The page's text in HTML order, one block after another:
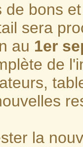
de bons
sera
au 1er
de
la